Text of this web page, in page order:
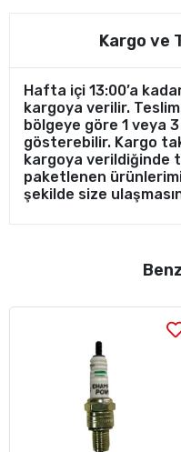
Kargo ve
Hafta içi 13:00’a
kargoya verilir.
bölgeye göre 1 veya
gösterebilir. Kargo
kargoya verildiğinde
paketlenen
şekilde size